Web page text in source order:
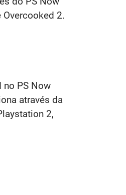
2.
PS Now
através da
2,